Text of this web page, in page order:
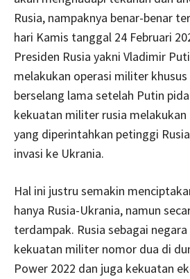
Rusia, nampaknya benar-benar
hari Kamis tanggal 24 Februari
Presiden Rusia yakni Vladimir
melakukan operasi militer
berselang lama setelah Putin
kekuatan militer rusia melakukan
yang diperintahkan petinggi
invasi ke Ukrania.
Hal ini justru semakin
hanya Rusia-Ukrania, namun
terdampak. Rusia sebagai
kekuatan militer nomor dua di
Power 2022 dan juga kekuatan